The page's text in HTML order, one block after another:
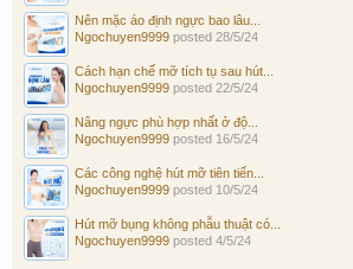
Nên mặc áo định ngực bao lâu...
Ngochuyen9999 posted 28/5/24
Cách hạn chế mỡ tích tụ sau hút...
Ngochuyen9999 posted 22/5/24
Nâng ngực phù hợp nhất ở độ...
Ngochuyen9999 posted 16/5/24
Các công nghệ hút mỡ tiên tiến...
Ngochuyen9999 posted 10/5/24
Hút mỡ bụng không phẫu thuật có...
Ngochuyen9999 posted 4/5/24